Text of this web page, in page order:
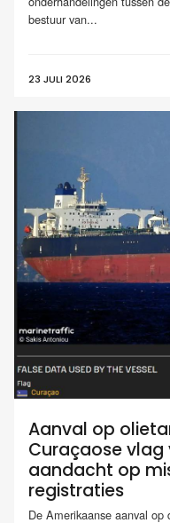
bestuur van...
23 JULI 2026
Aanval op
Curaçaose
aandacht op
registraties
De Amerikaanse aanval